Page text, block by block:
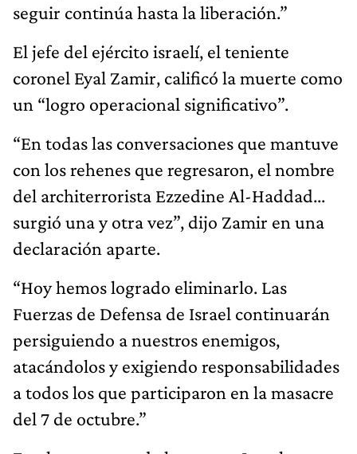
seguir continúa hasta la liberación.”
El jefe del ejército israelí, el teniente
coronel Eyal Zamir, calificó la muerte como
un “logro operacional significativo”.
“En todas las conversaciones que mantuve
con los rehenes que regresaron, el nombre
del architerrorista Ezzedine Al-Haddad...
surgió una y otra vez”, dijo Zamir en una
declaración aparte.
“Hoy hemos logrado eliminarlo. Las
Fuerzas de Defensa de Israel continuarán
persiguiendo a nuestros enemigos,
atacándolos y exigiendo responsabilidades
a todos los que participaron en la masacre
del 7 de octubre.”